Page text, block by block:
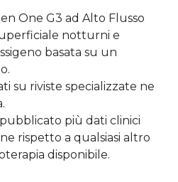
One G3 ad Alto Flusso
notturni e
basata su un
su riviste specializzate ne
più dati clinici
rispetto a qualsiasi altro
disponibile.